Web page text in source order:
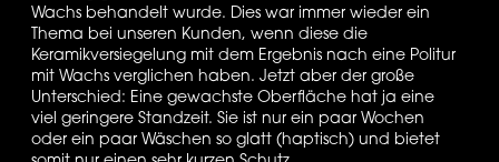
Wachs behandelt wurde. Dies war immer wieder ein
Thema bei unseren Kunden, wenn diese die
Keramikversiegelung mit dem Ergebnis nach eine Politur
mit Wachs verglichen haben. Jetzt aber der große
Unterschied: Eine gewachste Oberfläche hat ja eine
viel geringere Standzeit. Sie ist nur ein paar Wochen
oder ein paar Wäschen so glatt (haptisch) und bietet